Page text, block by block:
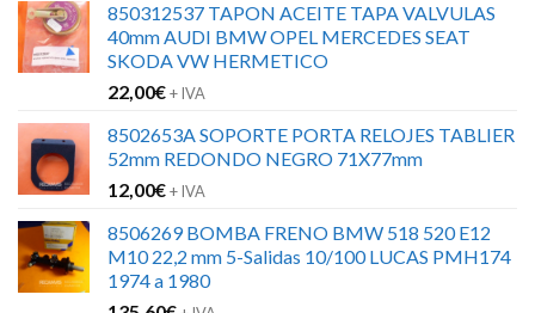
850312537 TAPON ACEITE TAPA VALVULAS
40mm AUDI BMW OPEL MERCEDES SEAT
SKODA VW HERMETICO
22,00€+ IVA
8502653A SOPORTE PORTA RELOJES TABLIER
52mm REDONDO NEGRO 71X77mm
12,00€+ IVA
8506269 BOMBA FRENO BMW 518 520 E12
M10 22,2 mm 5-Salidas 10/100 LUCAS PMH174
1974 a 1980